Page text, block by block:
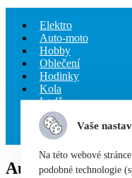
Elektro
Auto-moto
Hobby
Oblečení
Hodinky
Kola
Lodě
Technologie
Sběratelství
Automobily
Vaše
Na této webové
podobné technologie